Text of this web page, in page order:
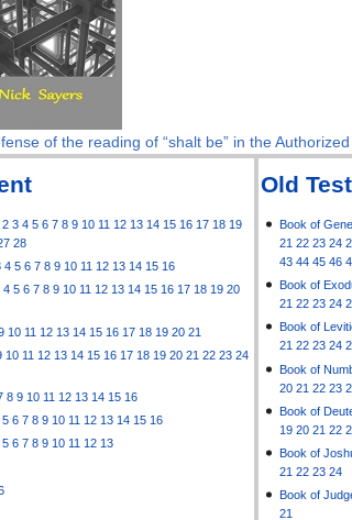
of the reading of “shalt be” in the
Old
Book of
21 22 23 24
43 44 45 46
Book of
21 22 23 24
Book of
21 22 23 24
Book of
20 21 22 23
Book of
19 20 21 22
Book of
21 22 23 24
Book of
21
2 3 4 5 6 7 8 9 10 11 12 13 14 15 16 17 18 19
28
4 5 6 7 8 9 10 11 12 13 14 15 16
4 5 6 7 8 9 10 11 12 13 14 15 16 17 18 19 20
10 11 12 13 14 15 16 17 18 19 20 21
10 11 12 13 14 15 16 17 18 19 20 21 22 23 24
8 9 10 11 12 13 14 15 16
5 6 7 8 9 10 11 12 13 14 15 16
5 6 7 8 9 10 11 12 13